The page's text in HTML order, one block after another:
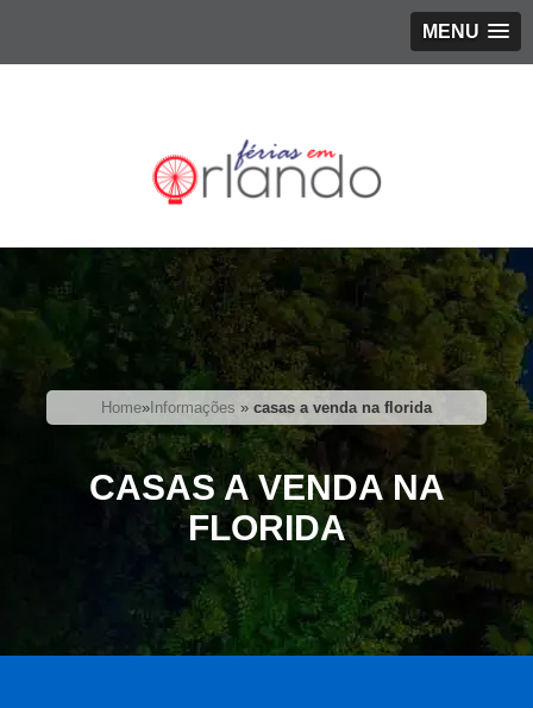
MENU
Home» Informações » casas a venda na florida
CASAS A VENDA NA
FLORIDA